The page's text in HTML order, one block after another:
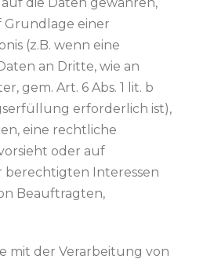
einer
(z.B. wenn eine
an Dritte, wie an
gem. Art. 6 Abs. 1 lit. b
erforderlich ist),
eine rechtliche
oder auf
berechtigten Interessen
Beauftragten,
mit der Verarbeitung von